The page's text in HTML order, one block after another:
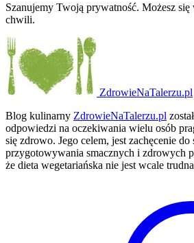
Szanujemy Twoją prywatność. Możesz
chwili.
ZdrowieNaTalerzu.pl
Blog kulinarny ZdrowieNaTalerzu.pl
odpowiedzi na oczekiwania wielu osób
się zdrowo. Jego celem, jest zachęcenie do
przygotowywania smacznych i zdrowych
że dieta wegetariańska nie jest wcale